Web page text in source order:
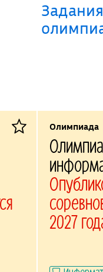
Олимпиада
2027